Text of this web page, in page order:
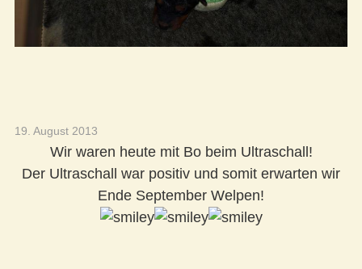
19. August 2013
Wir waren heute mit Bo beim Ultraschall!
Der Ultraschall war positiv und somit erwarten wir
Ende September Welpen!